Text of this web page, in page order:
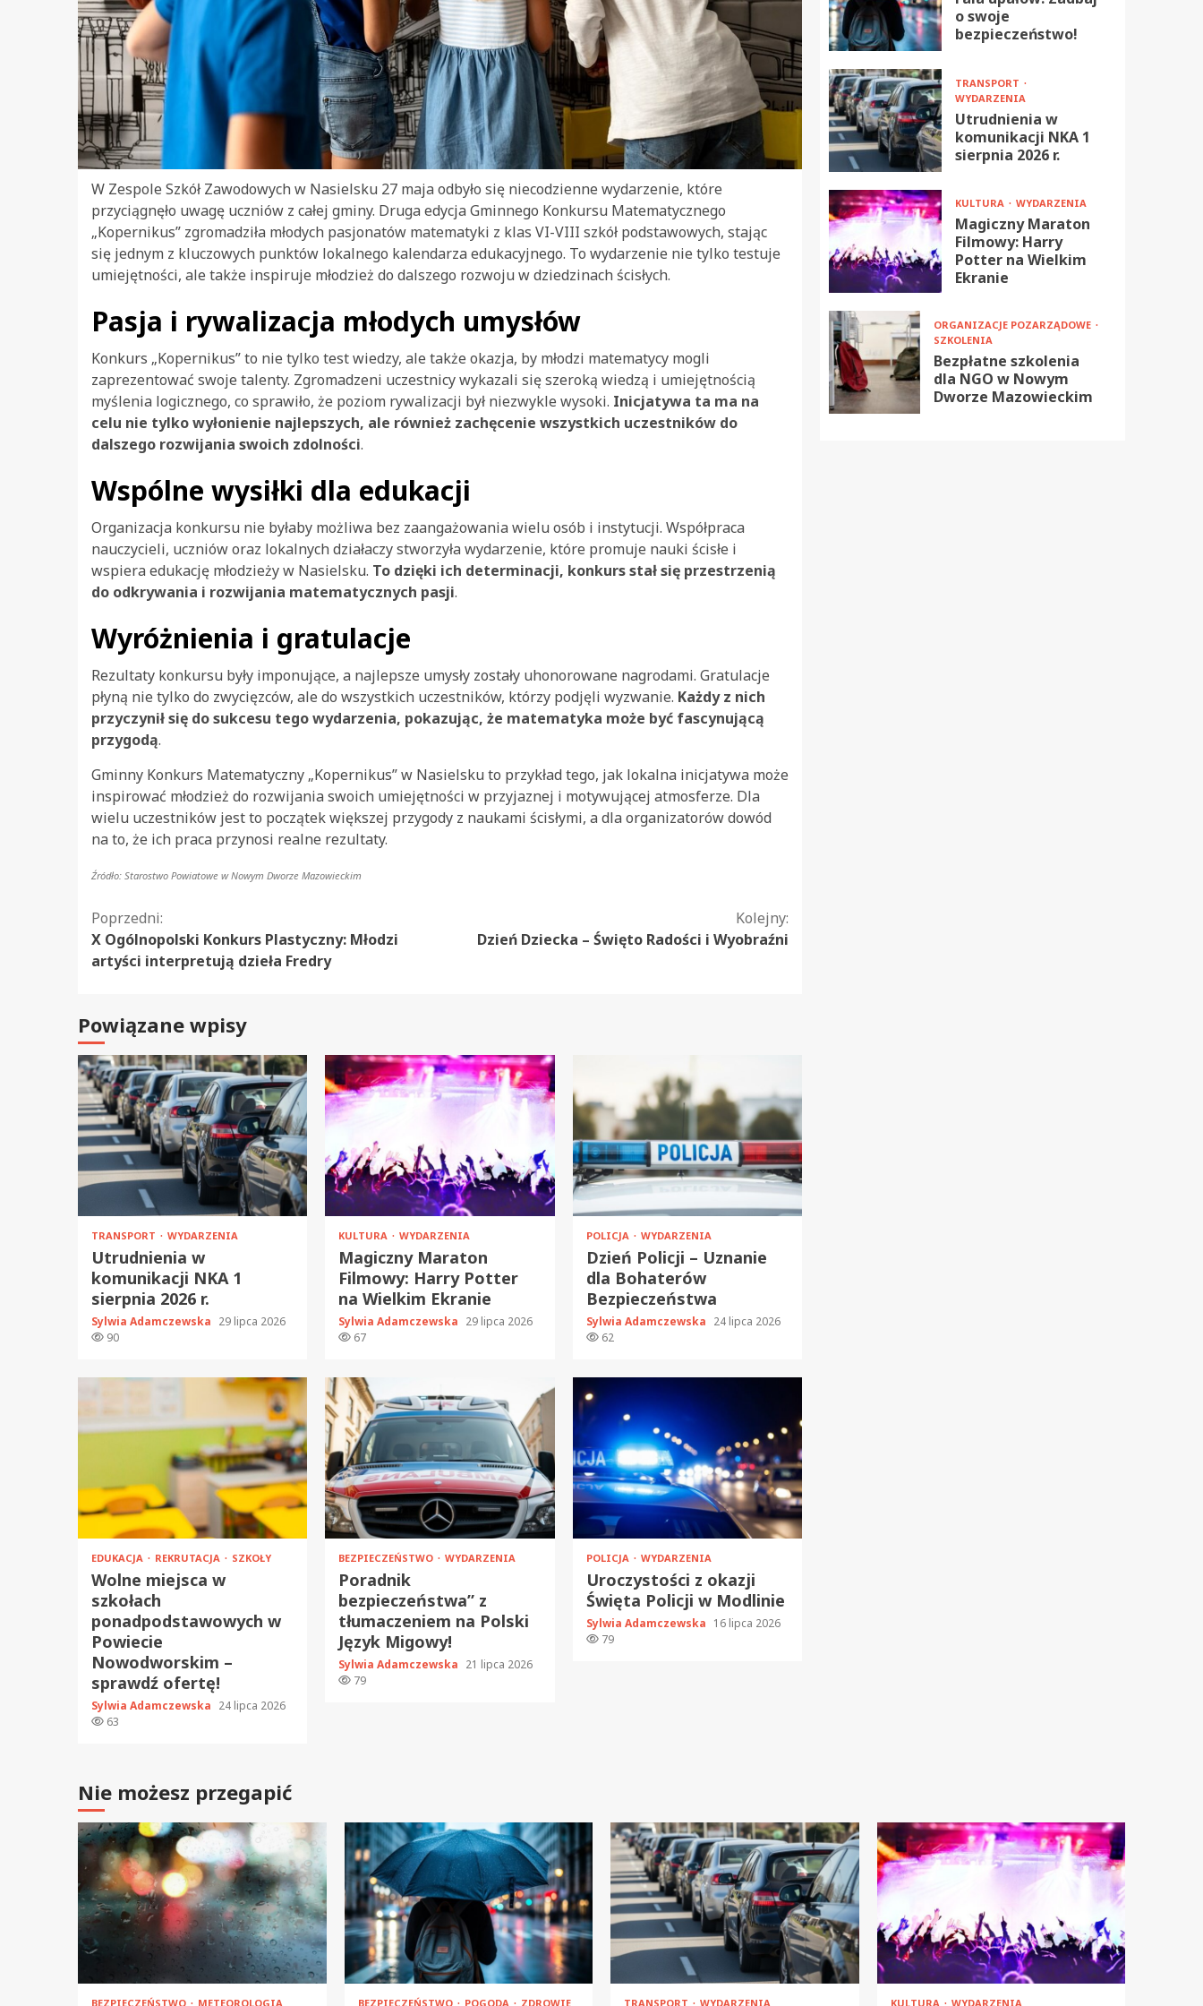
W Zespole Szkół Zawodowych w Nasielsku 27 maja odbyło się niecodzienne wydarzenie, które
przyciągnęło uwagę uczniów z całej gminy. Druga edycja Gminnego Konkursu Matematycznego
„Kopernikus” zgromadziła młodych pasjonatów matematyki z klas VI-VIII szkół podstawowych, stając
się jednym z kluczowych punktów lokalnego kalendarza edukacyjnego. To wydarzenie nie tylko testuje
umiejętności, ale także inspiruje młodzież do dalszego rozwoju w dziedzinach ścisłych.
Pasja i rywalizacja młodych umysłów
Konkurs „Kopernikus” to nie tylko test wiedzy, ale także okazja, by młodzi matematycy mogli
zaprezentować swoje talenty. Zgromadzeni uczestnicy wykazali się szeroką wiedzą i umiejętnością
myślenia logicznego, co sprawiło, że poziom rywalizacji był niezwykle wysoki. Inicjatywa ta ma na
celu nie tylko wyłonienie najlepszych, ale również zachęcenie wszystkich uczestników do
dalszego rozwijania swoich zdolności.
Wspólne wysiłki dla edukacji
Organizacja konkursu nie byłaby możliwa bez zaangażowania wielu osób i instytucji. Współpraca
nauczycieli, uczniów oraz lokalnych działaczy stworzyła wydarzenie, które promuje nauki ścisłe i
wspiera edukację młodzieży w Nasielsku. To dzięki ich determinacji, konkurs stał się przestrzenią
do odkrywania i rozwijania matematycznych pasji.
Wyróżnienia i gratulacje
Rezultaty konkursu były imponujące, a najlepsze umysły zostały uhonorowane nagrodami. Gratulacje
płyną nie tylko do zwycięzców, ale do wszystkich uczestników, którzy podjęli wyzwanie. Każdy z nich
przyczynił się do sukcesu tego wydarzenia, pokazując, że matematyka może być fascynującą
przygodą.
Gminny Konkurs Matematyczny „Kopernikus” w Nasielsku to przykład tego, jak lokalna inicjatywa może
inspirować młodzież do rozwijania swoich umiejętności w przyjaznej i motywującej atmosferze. Dla
wielu uczestników jest to początek większej przygody z naukami ścisłymi, a dla organizatorów dowód
na to, że ich praca przynosi realne rezultaty.
Źródło: Starostwo Powiatowe w Nowym Dworze Mazowieckim
Kontynuuj
czytanie
Poprzedni:
X Ogólnopolski Konkurs Plastyczny: Młodzi
artyści interpretują dzieła Fredry
Kolejny:
Dzień Dziecka – Święto Radości i Wyobraźni
Powiązane wpisy
TRANSPORT WYDARZENIA
Utrudnienia w
komunikacji NKA 1
sierpnia 2026 r.
Sylwia Adamczewska 29 lipca 2026
90
KULTURA WYDARZENIA
Magiczny Maraton
Filmowy: Harry Potter
na Wielkim Ekranie
Sylwia Adamczewska 29 lipca 2026
67
POLICJA WYDARZENIA
Dzień Policji – Uznanie
dla Bohaterów
Bezpieczeństwa
Sylwia Adamczewska 24 lipca 2026
62
EDUKACJA REKRUTACJA SZKOŁY
Wolne miejsca w
szkołach
ponadpodstawowych w
Powiecie
Nowodworskim –
sprawdź ofertę!
Sylwia Adamczewska 24 lipca 2026
63
BEZPIECZEŃSTWO WYDARZENIA
Poradnik
bezpieczeństwa” z
tłumaczeniem na Polski
Język Migowy!
Sylwia Adamczewska 21 lipca 2026
79
POLICJA WYDARZENIA
Uroczystości z okazji
Święta Policji w Modlinie
Sylwia Adamczewska 16 lipca 2026
79
o swoje
bezpieczeństwo!
TRANSPORT
WYDARZENIA
Utrudnienia w
komunikacji NKA 1
sierpnia 2026 r.
KULTURA WYDARZENIA
Magiczny Maraton
Filmowy: Harry
Potter na Wielkim
Ekranie
ORGANIZACJE POZARZĄDOWE
SZKOLENIA
Bezpłatne szkolenia
dla NGO w Nowym
Dworze Mazowieckim
Nie możesz przegapić
BEZPIECZEŃSTWO METEOROLOGIA BEZPIECZEŃSTWO POGODA ZDROWIE TRANSPORT WYDARZENIA KULTURA WYDARZENIA